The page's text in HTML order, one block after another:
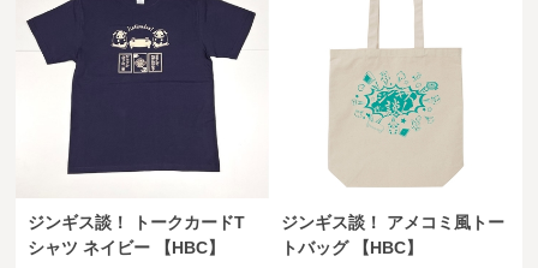
ジンギス談！ トークカードT
シャツ ネイビー 【HBC】
ジンギス談！ アメコミ風トー
トバッグ 【HBC】